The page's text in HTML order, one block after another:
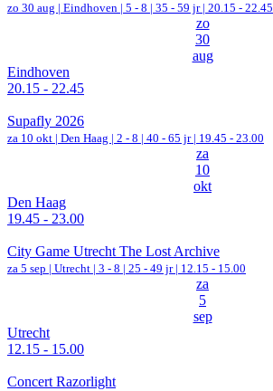
zo 30 aug | Eindhoven | 5 - 8 | 35 - 59 jr | 20.15 - 22.45
zo
30
aug
Eindhoven
20.15 - 22.45
Supafly 2026
za 10 okt | Den Haag | 2 - 8 | 40 - 65 jr | 19.45 - 23.00
za
10
okt
Den Haag
19.45 - 23.00
City Game Utrecht The Lost Archive
za 5 sep | Utrecht | 3 - 8 | 25 - 49 jr | 12.15 - 15.00
za
5
sep
Utrecht
12.15 - 15.00
Concert Razorlight